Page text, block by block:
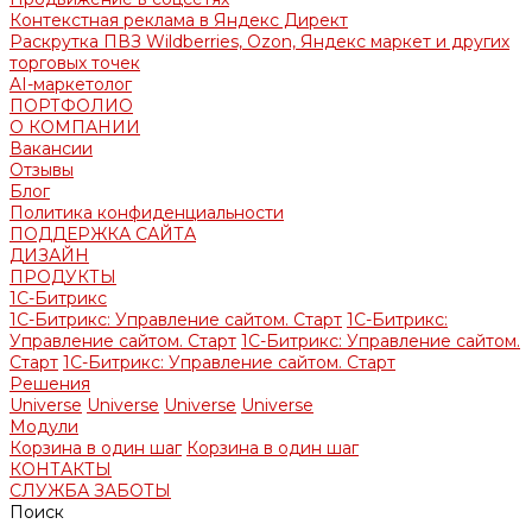
Контекстная реклама в Яндекс Директ
Раскрутка ПВЗ Wildberries, Ozon, Яндекс маркет и других
торговых точек
AI-маркетолог
ПОРТФОЛИО
О КОМПАНИИ
Вакансии
Отзывы
Блог
Политика конфиденциальности
ПОДДЕРЖКА САЙТА
ДИЗАЙН
ПРОДУКТЫ
1С-Битрикс
1С-Битрикс: Управление сайтом. Старт 1С-Битрикс:
Управление сайтом. Старт 1С-Битрикс: Управление сайтом.
Старт 1С-Битрикс: Управление сайтом. Старт
Решения
Universe Universe Universe Universe
Модули
Корзина в один шаг Корзина в один шаг
КОНТАКТЫ
СЛУЖБА ЗАБОТЫ
Поиск